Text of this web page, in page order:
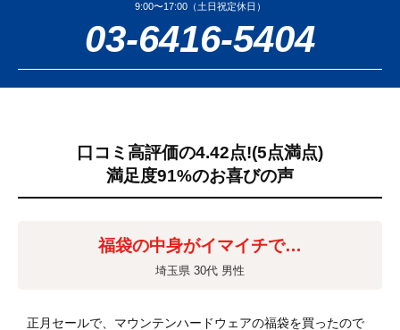
9:00〜17:00（土日祝定休日）
03-6416-5404
口コミ高評価の4.42点!(5点満点)
満足度91%のお喜びの声
福袋の中身がイマイチで…
埼玉県 30代 男性
正月セールで、マウンテンハードウェアの福袋を買ったので